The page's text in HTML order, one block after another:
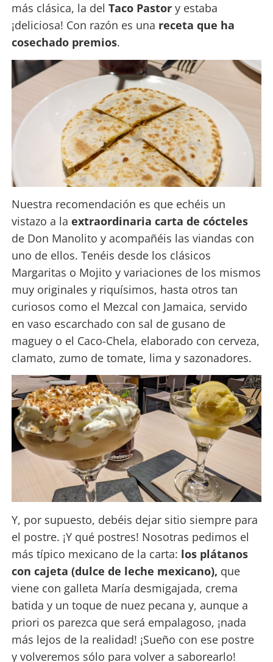
más clásica, la del Taco Pastory estaba
¡deliciosa! Con razón es una receta que ha
cosechado premios.
Nuestra recomendación es que echéis un
vistazo a la extraordinaria carta de cócteles
de Don Manolito y acompañéis las viandas con
uno de ellos. Tenéis desde los clásicos
Margaritas o Mojito y variaciones de los mismos
muy originales y riquísimos, hasta otros tan
curiosos como el Mezcal con Jamaica, servido
en vaso escarchado con sal de gusano de
maguey o el Caco-Chela, elaborado con cerveza,
clamato, zumo de tomate, lima y sazonadores.
Y, por supuesto, debéis dejar sitio siempre para
el postre. ¡Y qué postres! Nosotras pedimos el
más típico mexicano de la carta: los plátanos
con cajeta (dulce de leche mexicano), que
viene con galleta María desmigajada, crema
batida y un toque de nuez pecana y, aunque a
priori os parezca que será empalagoso, ¡nada
más lejos de la realidad! ¡Sueño con ese postre
y volveremos sólo para volver a saborearlo!